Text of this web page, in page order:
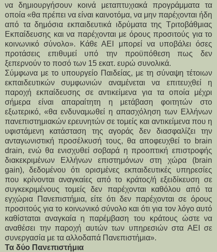
να δημιουργήσουν κοινά μεταπτυχιακά προγράμματα τα
οποία «θα πρέπει να είναι καινοτόμα, να μην παρέχονται ήδη
από τα δημόσια εκπαιδευτικά ιδρύματα της Τριτοβάθμιας
Εκπαίδευσης και να παρέχονται με όρους προσιτούς για το
κοινωνικό σύνολο». Κάθε ΑΕΙ μπορεί να υποβάλει όσες
προτάσεις επιθυμεί υπό την προϋπόθεση πως δεν
ξεπερνούν το ποσό των 15 εκατ. ευρώ συνολικά.
Σύμφωνα με το υπουργείο Παιδείας, με τη σύναψη τέτοιων
εκπαιδευτικών συμφωνιών αναμένεται να επιτευχθεί η
παροχή εκπαίδευσης σε αντικείμενα για τα οποία μέχρι
σήμερα είναι απαραίτητη η μετάβαση φοιτητών στο
εξωτερικό, «θα ενδυναμωθεί η απασχόληση των Ελλήνων
πανεπιστημιακών ερευνητών σε τομείς και αντικείμενα που η
υφιστάμενη κατάσταση της αγοράς δεν διασφαλίζει την
ανταγωνιστική προσέλκυσή τους, θα αποφευχθεί το brain
drain, ενώ θα ενισχυθεί σοβαρά η προοπτική επιστροφής
διακεκριμένων Ελλήνων επιστημόνων στη χώρα (brain
gain), δεδομένου ότι ορισμένες εκπαιδευτικές υπηρεσίες
που κρίνονται αναγκαίες από το κράτος/ή εξειδίκευση σε
συγκεκριμένους τομείς δεν παρέχονται καθόλου από τα
εγχώρια Πανεπιστήμια, είτε ότι δεν παρέχονται σε όρους
προσιτούς για το κοινωνικό σύνολο και ότι για τον λόγο αυτό
καθίσταται αναγκαία η παρέμβαση του κράτους ώστε να
αναθέσει την παροχή αυτών των υπηρεσιών στα ΑΕΙ σε
συνεργασία με τα αλλοδαπά Πανεπιστήμια».
Τα δύο Πανεπιστήμια